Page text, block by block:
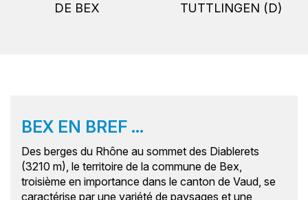
DE BEX
TUTTLINGEN (D)
BEX EN BREF ...
Des berges du Rhône au sommet des Diablerets
(3210 m), le territoire de la commune de Bex,
troisième en importance dans le canton de Vaud, se
caractérise par une variété de paysages et une